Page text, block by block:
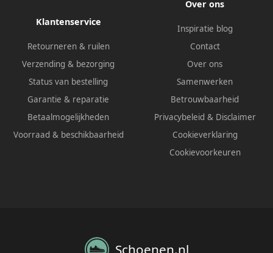
Klantenservice
Retourneren & ruilen
Verzending & bezorging
Status van bestelling
Garantie & reparatie
Betaalmogelijkheden
Voorraad & beschikbaarheid
Over ons
Inspiratie blog
Contact
Over ons
Samenwerken
Betrouwbaarheid
Privacybeleid & Disclaimer
Cookieverklaring
Cookievoorkeuren
Schoenen.nl